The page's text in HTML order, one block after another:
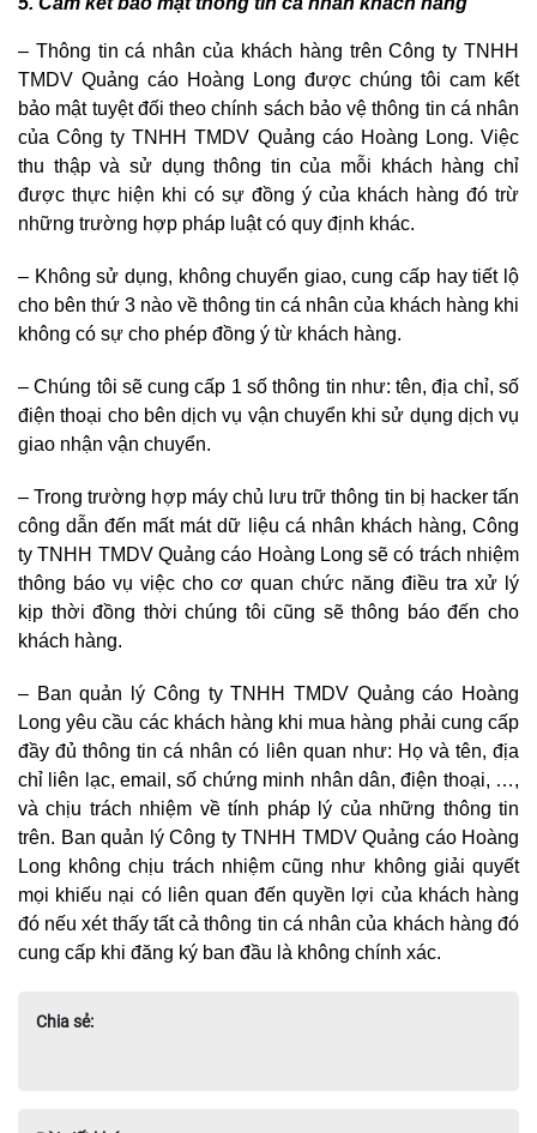
– Thông tin cá nhân của khách hàng trênCông ty TNHH
TMDV Quảng cáo Hoàng Long được chúng tôi cam kết
bảo mật tuyệt đối theo chính sách bảo vệ thông tin cá nhân
củaCông ty TNHH TMDV Quảng cáo Hoàng Long. Việc
thu thập và sử dụng thông tin của mỗi khách hàng chỉ
được thực hiện khi có sự đồng ý của khách hàng đó trừ
những trường hợp pháp luật có quy định khác.
– Không sử dụng, không chuyển giao, cung cấp hay tiết lộ
cho bên thứ 3 nào về thông tin cá nhân của khách hàng khi
không có sự cho phép đồng ý từ khách hàng.
– Chúng tôi sẽ cung cấp 1 số thông tin như: tên, địa chỉ, số
điện thoại cho bên dịch vụ vận chuyển khi sử dụng dịch vụ
giao nhận vận chuyển.
– Trong trường hợp máy chủ lưu trữ thông tin bị hacker tấn
công dẫn đến mất mát dữ liệu cá nhân khách hàng, Công
ty TNHH TMDV Quảng cáo Hoàng Long sẽ có trách nhiệm
thông báo vụ việc cho cơ quan chức năng điều tra xử lý
kịp thời đồng thời chúng tôi cũng sẽ thông báo đến cho
khách hàng.
– Ban quản lý Công ty TNHH TMDV Quảng cáo Hoàng
Longyêu cầu các khách hàng khi mua hàng phải cung cấp
đầy đủ thông tin cá nhân có liên quan như: Họ và tên, địa
chỉ liên lạc, email, số chứng minh nhân dân, điện thoại, …,
và chịu trách nhiệm về tính pháp lý của những thông tin
trên. Ban quản lý Công ty TNHH TMDV Quảng cáo Hoàng
Long không chịu trách nhiệm cũng như không giải quyết
mọi khiếu nại có liên quan đến quyền lợi của khách hàng
đó nếu xét thấy tất cả thông tin cá nhân của khách hàng đó
cung cấp khi đăng ký ban đầu là không chính xác.
Chia sẻ: